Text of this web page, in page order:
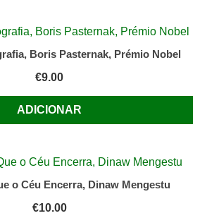
Boris Pasternak, Prémio Nobel
€9.00
ADICIONAR
o Céu Encerra, Dinaw Mengestu
€10.00